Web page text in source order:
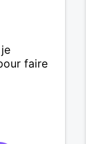
faire